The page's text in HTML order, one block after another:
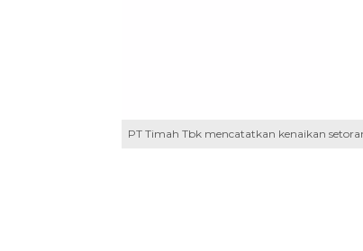
PT Timah Tbk mencatatkan kenaikan